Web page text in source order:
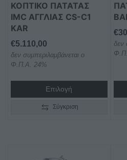
ΚΟΠΤΙΚΌ ΠΑΤΆΤΑΣ
IMC ΑΓΓΛΊΑΣ CS-C1
KAR
€5.110,00
δεν συμπεριλαμβάνεται ο
Φ.Π.Α. 24%
Επιλογή
Σύγκριση
€
δεν
να
στη
του